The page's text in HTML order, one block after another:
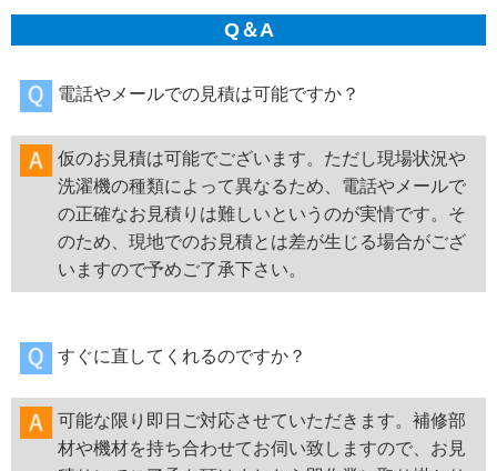
Q＆A
電話やメールでの見積は可能ですか？
仮のお見積は可能でございます。ただし現場状況や
洗濯機の種類によって異なるため、電話やメールで
の正確なお見積りは難しいというのが実情です。そ
のため、現地でのお見積とは差が生じる場合がござ
いますので予めご了承下さい。
すぐに直してくれるのですか？
可能な限り即日ご対応させていただきます。補修部
材や機材を持ち合わせてお伺い致しますので、お見